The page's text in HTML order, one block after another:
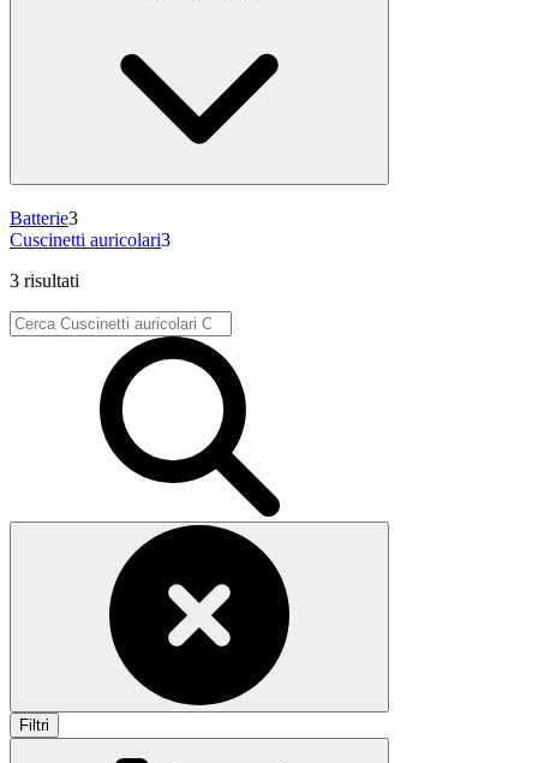
Batterie3
Cuscinetti auricolari3
3 risultati
Filtri